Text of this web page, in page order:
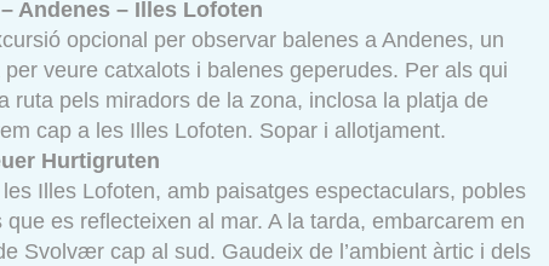
Andenes – Illes Lofoten
opcional per observar balenes a Andenes, un
per veure catxalots i balenes geperudes. Per als qui
ruta pels miradors de la zona, inclosa la platja de
cap a les Illes Lofoten. Sopar i allotjament.
Hurtigruten
Illes Lofoten, amb paisatges espectaculars, pobles
es reflecteixen al mar. A la tarda, embarcarem en
Svolvær cap al sud. Gaudeix de l’ambient àrtic i dels